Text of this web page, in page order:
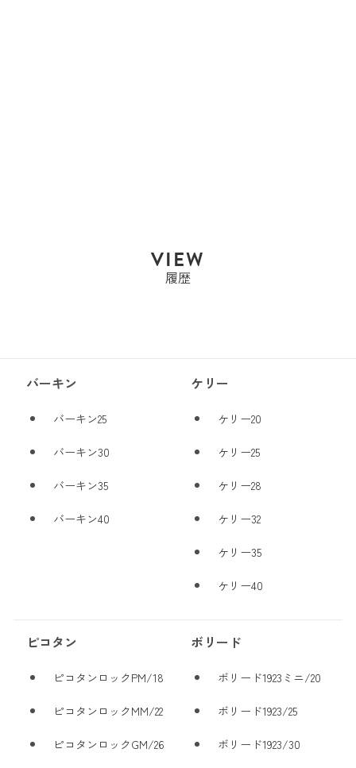
VIEW
履歴
バーキン
バーキン25
バーキン30
バーキン35
バーキン40
ケリー
ケリー20
ケリー25
ケリー28
ケリー32
ケリー35
ケリー40
ピコタン
ピコタンロックPM/18
ピコタンロックMM/22
ピコタンロックGM/26
ボリード
ボリード1923ミニ/20
ボリード1923/25
ボリード1923/30